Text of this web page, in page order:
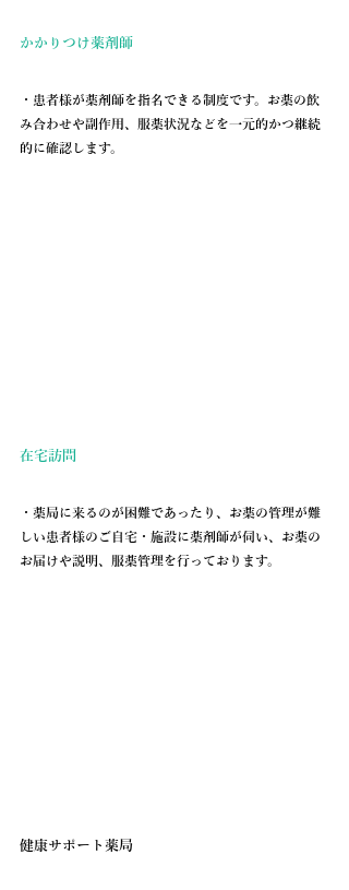
かかりつけ薬剤師
・患者様が薬剤師を指名できる制度です。お薬の飲
み合わせや副作用、服薬状況などを一元的かつ継続
的に確認します。
在宅訪問
・薬局に来るのが困難であったり、お薬の管理が難
しい患者様のご自宅・施設に薬剤師が伺い、お薬の
お届けや説明、服薬管理を行っております。
健康サポート薬局